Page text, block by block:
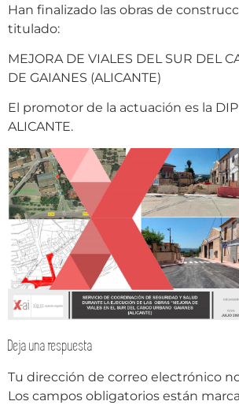
Han finalizado las obras de
titulado:
MEJORA DE VIALES DEL SUR DEL
DE GAIANES (ALICANTE)
El promotor de la actuación es la
ALICANTE.
Deja una respuesta
Tu dirección de correo electrónico
Los campos obligatorios están